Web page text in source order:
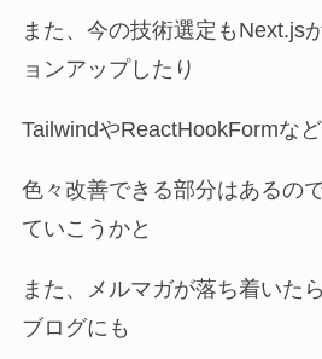
また、今の技術選定もNext.js
ョンアップしたり
TailwindやReactHookFormな
色々改善できる部分はあるの
ていこうかと
また、メルマガが落ち着いた
ブログにも